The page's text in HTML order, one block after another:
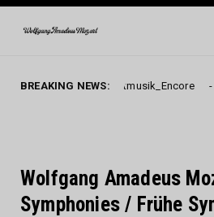
BREAKING NEWS:
Kleine Nachtmusik_Encore
Wolfgang Amadeus
Symphonies / Frühe